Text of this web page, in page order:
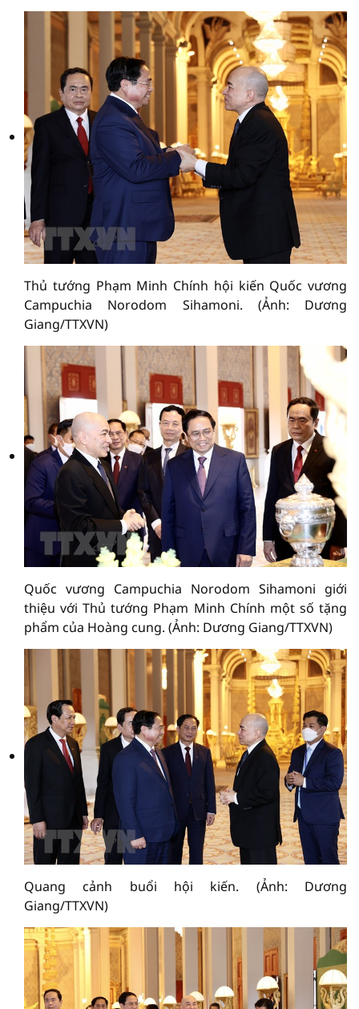
Thủ tướng Phạm Minh Chính hội kiến Quốc vương
Campuchia Norodom Sihamoni. (Ảnh: Dương
Giang/TTXVN)
Quốc vương Campuchia Norodom Sihamoni giới
thiệu với Thủ tướng Phạm Minh Chính một số tặng
phẩm của Hoàng cung. (Ảnh: Dương Giang/TTXVN)
Quang cảnh buổi hội kiến. (Ảnh: Dương
Giang/TTXVN)